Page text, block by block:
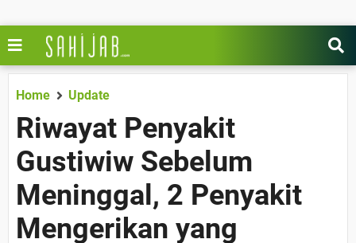
Home Update
Riwayat Penyakit
Gustiwiw Sebelum
Meninggal, 2 Penyakit
Mengerikan yang